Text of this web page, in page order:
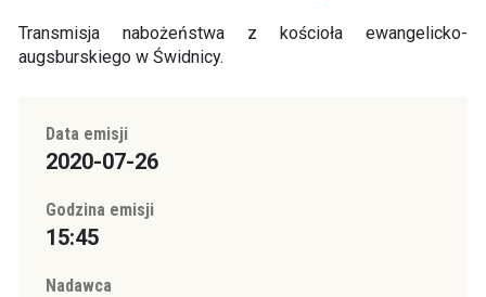
Transmisja nabożeństwa z kościoła ewangelicko-
augsburskiego w Świdnicy.
Data emisji
2020-07-26
Godzina emisji
15:45
Nadawca